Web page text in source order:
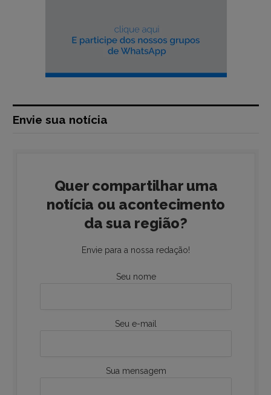
Envie sua notícia
Quer compartilhar uma
notícia ou acontecimento
da sua região?
Envie para a nossa redação!
Seu nome
Seu e-mail
Sua mensagem